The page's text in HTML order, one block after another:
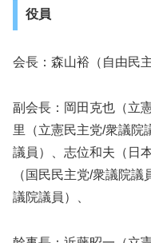
役員
会長：森山裕（自由民
副会長：岡田克也（立
里（立憲民主党/衆議院
議員）、志位和夫（日
（国民民主党/衆議院
議院議員）、